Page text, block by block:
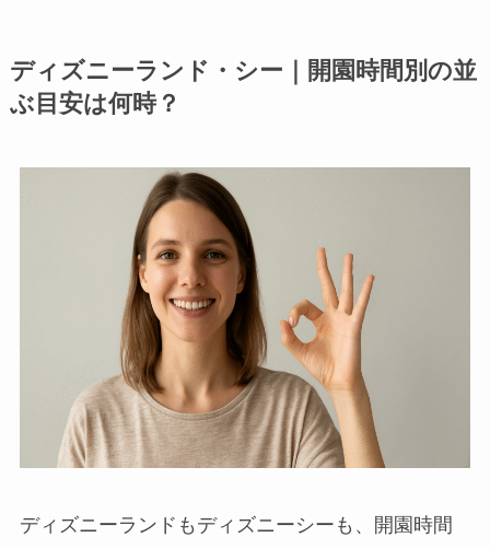
ディズニーランド・シー｜開園時間別の並
ぶ目安は何時？
ディズニーランドもディズニーシーも、開園時間